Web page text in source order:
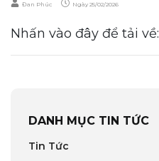
Đan Phúc Ngày 25/02/2026
Nhấn vào đây để tải về:
DANH MỤC TIN TỨC
Tin Tức